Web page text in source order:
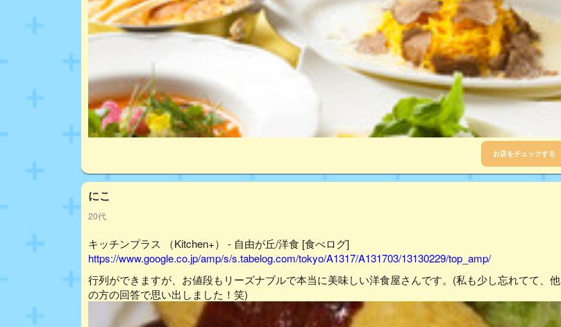
お店をチェックする
にこ
20代
キッチンプラス （Kitchen+） - 自由が丘/洋食 [食べログ]
https://www.google.co.jp/amp/s/s.tabelog.com/tokyo/A1317/A131703/13130229/top_amp/
行列ができますが、お値段もリーズナブルで本当に美味しい洋食屋さんです。(私も少し忘れてて、他
の方の回答で思い出しました！笑)